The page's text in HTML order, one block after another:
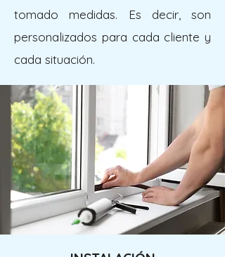
tomado medidas. Es decir, son
personalizados para cada cliente y
cada situación.